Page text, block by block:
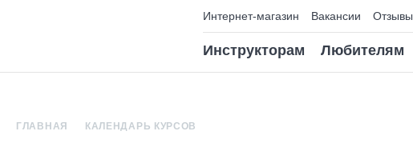
Интернет-магазин Вакансии Отзывы
Инструкторам Любителям
ГЛАВНАЯ КАЛЕНДАРЬ КУРСОВ